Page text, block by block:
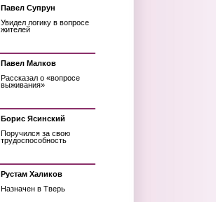
Павел Супрун
Увидел логику в вопросе
жителей
Павел Малков
Рассказал о «вопросе
выживания»
Борис Ясинский
Поручился за свою
трудоспособность
Рустам Халиков
Назначен в Тверь